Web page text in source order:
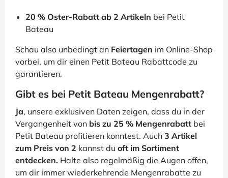
20 % Oster-Rabatt ab 2 Artikeln bei Petit
Bateau
Schau also unbedingt an Feiertagen im Online-Shop
vorbei, um dir einen Petit Bateau Rabattcode zu
garantieren.
Gibt es bei Petit Bateau Mengenrabatt?
Ja, unsere exklusiven Daten zeigen, dass du in der
Vergangenheit von bis zu 25 % Mengenrabatt bei
Petit Bateau profitieren konntest. Auch 3 Artikel
zum Preis von 2 kannst du oft im Sortiment
entdecken. Halte also regelmäßig die Augen offen,
um dir immer wiederkehrende Mengenrabatte zu